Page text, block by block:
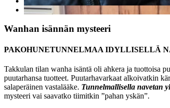
Wanhan isännän mysteeri
PAKOHUNETUNNELMAA IDYLLISELLÄ
Takkulan tilan wanha isäntä oli ahkera ja tuottoisa
puutarhansa tuotteet. Puutarhavarkaat alkoivatkin
salaperäinen vastalääke. Tunnelmallisella navetan
mysteeri vai saavatko tiimitkin ”pahan yskän”.